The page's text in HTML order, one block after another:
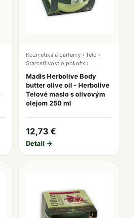
Kozmetika a parfumy › Telo ›
Starostlivosť o pokožku
Madis Herbolive Body
butter olive oil - Herbolive
Telové maslo s olivovým
olejom 250 ml
12,73 €
Detail →